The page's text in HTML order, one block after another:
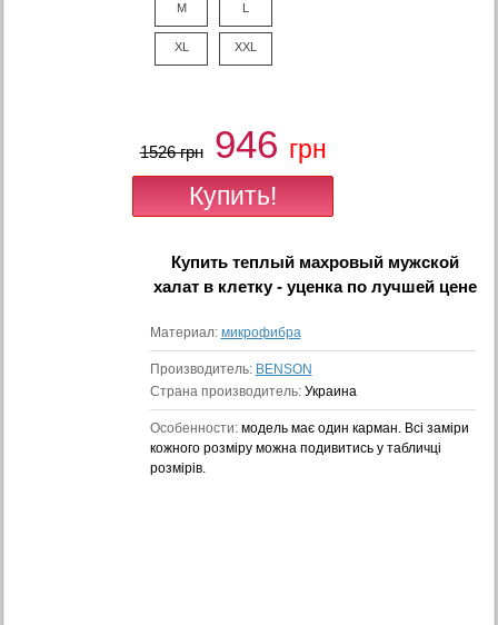
M L
XL XXL
1526 грн 946 грн
Купитьтеплый махровый мужской
халат в клетку - уценкапо лучшей цене
Материал: микрофибра
Производитель: BENSON
Страна производитель: Украина
Особенности: модель має один карман. Всі заміри
кожного розміру можна подивитись у табличці
розмірів.